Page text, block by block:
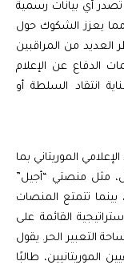
أي بيانات رسمية
يعزز الشكوك حول
من المراقبين
الدفاع عن الإعلام
انتقاد السلطة أو
الموريتاني بما
مثل منصتي “أجيل”
تتمتع المنصات
القائمة على
التعبير الحر. يقول
طالبًا